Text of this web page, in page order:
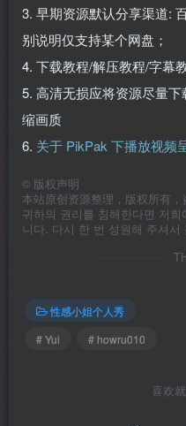
3. 早期资源默认分享渠道:
别说明仅支持某个网盘；
4. 下载教程/解压教程/字幕
5. 高清无损应将资源尽量
缩画质
6. 关于 PikPak 下播放视频
© 版权声明
本站原创资源整理，版权所有
귀하의 권리를 침해한다면 저
니다. 다시 한 번 성원해 주셔서
性感小姐个人秀
# Yui
# howru010
喜欢